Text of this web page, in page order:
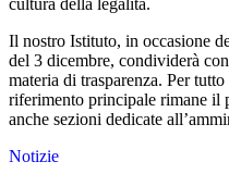
cultura della legalità.
Il nostro Istituto, in occasione
del 3 dicembre, condividerà
materia di trasparenza. Per
riferimento principale rimane il
anche sezioni dedicate
Notizie